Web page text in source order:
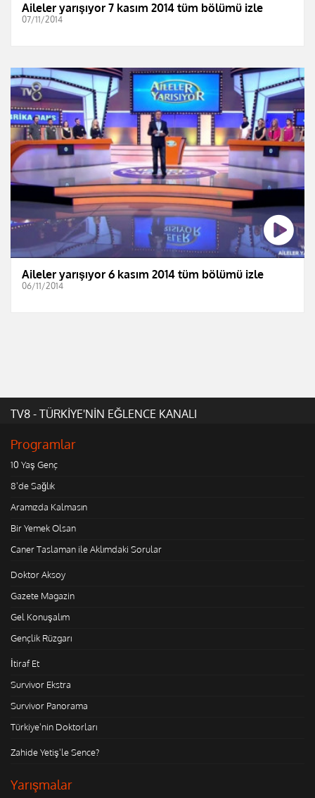
Aileler yarışıyor 7 kasım 2014 tüm bölümü izle
07/11/2014
Aileler yarışıyor 6 kasım 2014 tüm bölümü izle
06/11/2014
TV8 - TÜRKİYE'NİN EĞLENCE KANALI
Programlar
10 Yaş Genç
8'de Sağlık
Aramızda Kalmasın
Bir Yemek Olsan
Caner Taslaman ile Aklımdaki Sorular
Doktor Aksoy
Gazete Magazin
Gel Konuşalım
Gençlik Rüzgarı
İtiraf Et
Survivor Ekstra
Survivor Panorama
Türkiye'nin Doktorları
Zahide Yetiş'le Sence?
Yarışmalar